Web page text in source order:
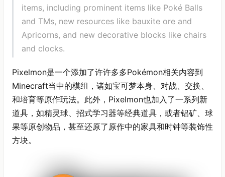
items, including prominent items like Poké Balls
and TMs, new resources like bauxite ore and
Apricorns, and new decorative blocks like chairs
and clocks.
Pixelmon是一个添加了许许多多Pokémon相关内容到
Minecraft当中的模组，诸如宝可梦本身、对战、交换、
和培育等原作玩法。此外，Pixelmon也加入了一系列新
道具，如精灵球、招式学习器等经典道具，或者铝矿、球
果等原创物品，甚至还原了原作中的家具和时钟等装饰性
方块。